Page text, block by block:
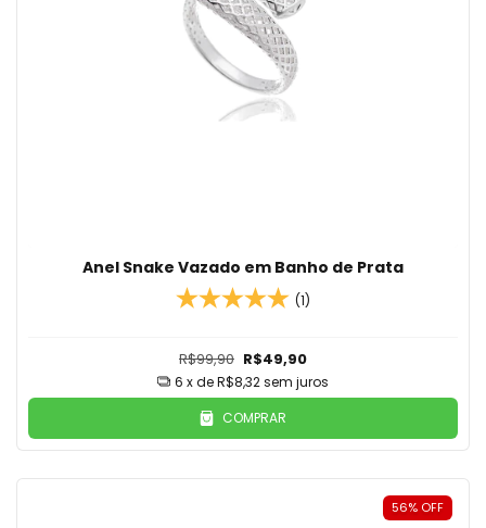
Anel Snake Vazado em Banho de Prata
(1)
R$99,90 R$49,90
6 x deR$8,32sem juros
COMPRAR
56% OFF